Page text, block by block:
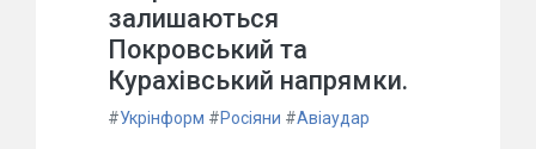
залишаються
Покровський та
Курахівський напрямки.
#Укрінформ #Росіяни #Авіаудар